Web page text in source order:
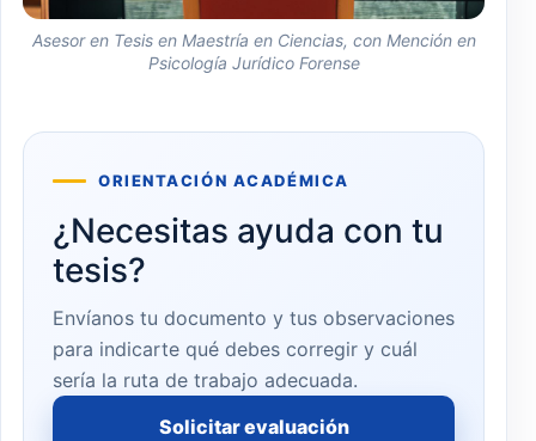
Asesor en Tesis en Maestría en Ciencias, con Mención en
Psicología Jurídico Forense
ORIENTACIÓN ACADÉMICA
¿Necesitas ayuda con tu
tesis?
Envíanos tu documento y tus observaciones
para indicarte qué debes corregir y cuál
sería la ruta de trabajo adecuada.
Solicitar evaluación